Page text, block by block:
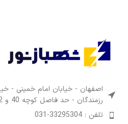
اصفهان - خیابان امام خمینی -
رزمندگان - حد فاصل کوچه 40 و 42 - شهبازنور
تلفن : 33295304-031